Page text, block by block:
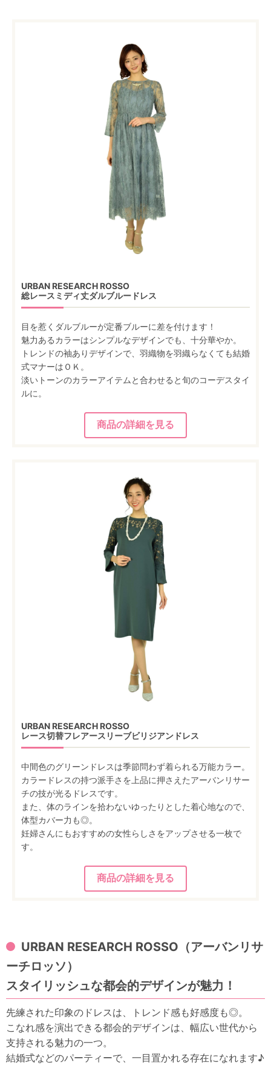
URBAN RESEARCH ROSSO
総レースミディ丈ダルブルードレス
目を惹くダルブルーが定番ブルーに差を付けます！
魅力あるカラーはシンプルなデザインでも、十分華やか。
トレンドの袖ありデザインで、羽織物を羽織らなくても結婚
式マナーはＯＫ。
淡いトーンのカラーアイテムと合わせると旬のコーデスタイ
ルに。
URBAN RESEARCH ROSSO
レース切替フレアースリーブビリジアンドレス
中間色のグリーンドレスは季節問わず着られる万能カラー。
カラードレスの持つ派手さを上品に押さえたアーバンリサー
チの技が光るドレスです。
また、体のラインを拾わないゆったりとした着心地なので、
体型カバー力も◎。
妊婦さんにもおすすめの女性らしさをアップさせる一枚で
す。
URBAN RESEARCH ROSSO（アーバンリサ
ーチロッソ）
スタイリッシュな都会的デザインが魅力！
先練された印象のドレスは、トレンド感も好感度も◎。
こなれ感を演出できる都会的デザインは、幅広い世代から
支持される魅力の一つ。
結婚式などのパーティーで、一目置かれる存在になれます♪